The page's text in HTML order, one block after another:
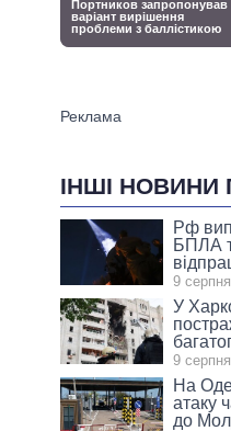
ІНШІ НОВИНИ
Рф
БПЛА
9
У
9
На
атаку
до